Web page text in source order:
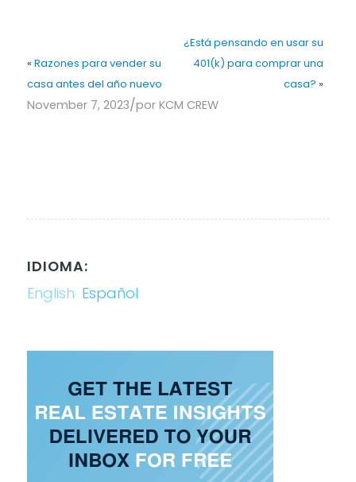
« Razones para vender su
casa antes del año nuevo
¿Está pensando en usar su
401(k) para comprar una
casa? »
November 7, 2023/por KCM CREW
IDIOMA:
English Español